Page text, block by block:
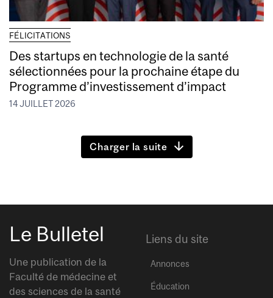
FÉLICITATIONS
Des startups en technologie de la santé
sélectionnées pour la prochaine étape du
Programme d’investissement d’impact
14 JUILLET 2026
Charger la suite
Le Bulletel
Une publication de la
Faculté de médecine et
des sciences de la santé
Liens du site
Annonces
Éducation